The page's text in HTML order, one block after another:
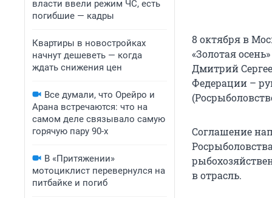
власти ввели режим ЧС, есть
погибшие — кадры
Квартиры в новостройках
начнут дешеветь — когда
ждать снижения цен
Все думали, что Орейро и
Арана встречаются: что на
самом деле связывало самую
горячую пару 90-х
В «Притяжении»
мотоциклист перевернулся на
питбайке и погиб
8 октября в
«Золотая
Дмитрий
Федерации –
Соглашение
в отрасль.